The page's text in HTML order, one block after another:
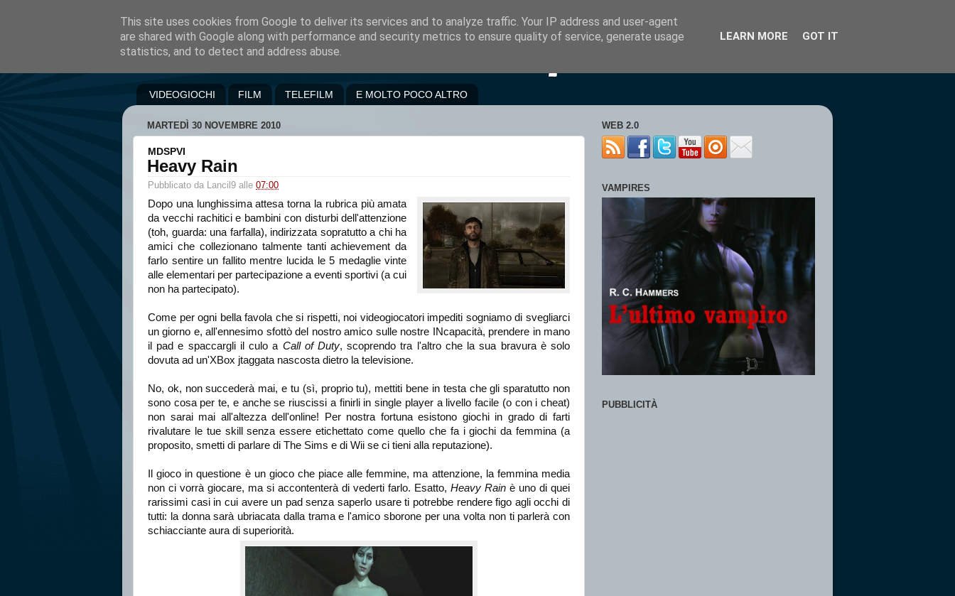
VIDEOGIOCHI FILM TELEFILM E MOLTO POCO ALTRO
MARTEDÌ 30 NOVEMBRE 2010
MDSPVI
Heavy Rain
Pubblicato da Lancil9 alle 07:00
Dopo una lunghissima attesa torna la rubrica più amata
da vecchi rachitici e bambini con disturbi dell'attenzione
(toh, guarda: una farfalla), indirizzata sopratutto a chi ha
amici che collezionano talmente tanti achievement da
farlo sentire un fallito mentre lucida le 5 medaglie vinte
alle elementari per partecipazione a eventi sportivi (a cui
non ha partecipato).
Come per ogni bella favola che si rispetti, noi videogiocatori impediti sogniamo di svegliarci
un giorno e, all'ennesimo sfottò del nostro amico sulle nostre INcapacità, prendere in mano
il pad e spaccargli il culo a Call of Duty, scoprendo tra l'altro che la sua bravura è solo
dovuta ad un'XBox jtaggata nascosta dietro la televisione.
No, ok, non succederà mai, e tu (sì, proprio tu), mettiti bene in testa che gli sparatutto non
sono cosa per te, e anche se riuscissi a finirli in single player a livello facile (o con i cheat)
non sarai mai all'altezza dell'online! Per nostra fortuna esistono giochi in grado di farti
rivalutare le tue skill senza essere etichettato come quello che fa i giochi da femmina (a
proposito, smetti di parlare di The Sims e di Wii se ci tieni alla reputazione).
Il gioco in questione è un gioco che piace alle femmine, ma attenzione, la femmina media
non ci vorrà giocare, ma si accontenterà di vederti farlo. Esatto, Heavy Rain è uno di quei
rarissimi casi in cui avere un pad senza saperlo usare ti potrebbe rendere figo agli occhi di
tutti: la donna sarà ubriacata dalla trama e l'amico sborone per una volta non ti parlerà con
schiacciante aura di superiorità.
WEB 2.0
VAMPIRES
PUBBLICITÀ
This site uses cookies from Google to deliver its services and to analyze traffic. Your IP address and user-agent
are shared with Google along with performance and security metrics to ensure quality of service, generate usage
statistics, and to detect and address abuse.
LEARN MORE GOT IT